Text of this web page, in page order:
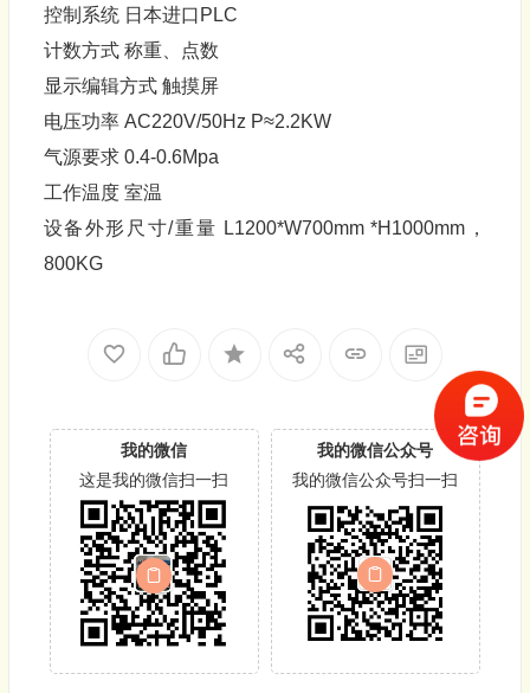
控制系统 日本进口PLC
计数方式 称重、点数
显示编辑方式 触摸屏
电压功率 AC220V/50Hz P≈2.2KW
气源要求 0.4-0.6Mpa
工作温度 室温
设备外形尺寸/重量 L1200*W700mm *H1000mm，
800KG
我的微信
这是我的微信扫一扫
我的微信公众号
我的微信公众号扫一扫